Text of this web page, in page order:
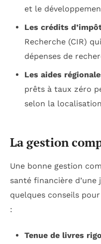
et le
Les crédits
Recherche (CIR)
dépenses de
Les aides
prêts à taux zéro
selon la
La gestion
Une bonne gestion
santé financière d’une
quelques conseils
:
Tenue de livres